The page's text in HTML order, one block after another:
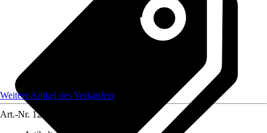
Weitere Artikel des Verkäufers
Art.-Nr. 12647054